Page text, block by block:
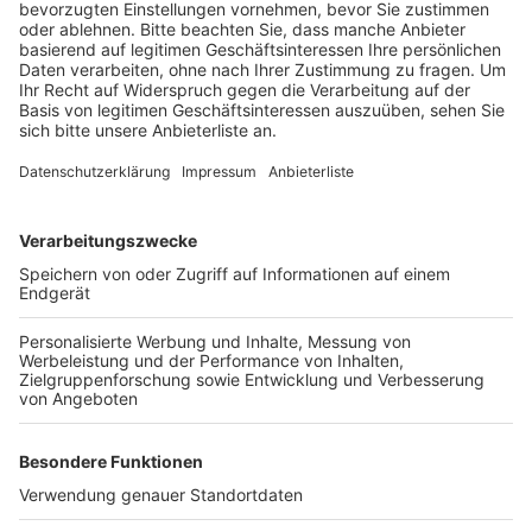
SpVgg Greuther Fürth am Freitagabend sagt er,
dass das erste Ziel der Klassenerhalt bleibe.
Veröffentlicht:Mittwoch, 29.09.2021 15:04
Fürth sei damit ein direkter Konkurrent. Bei einem Sieg
hätte der 1. FC Köln nach sieben Spieltagen zwölf
Punkte. Derzeit rangieren die Kölner mit nur einer
Niederlage aus sechs Partien auf Platz sechs.
Allerdings gab es zuletzt dreimal in Folge ein 1:1.
Anzeige